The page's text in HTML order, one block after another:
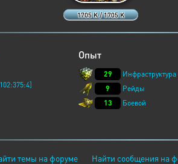
1705 K / 1705 K
Опыт
29
Инфраструктура
9
Рейды
13
Боевой
темы на форуме Найти сообщения на